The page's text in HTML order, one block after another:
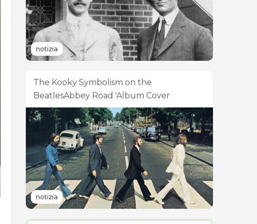
notizia
The Kooky Symbolism on the
BeatlesAbbey Road 'Album Cover
notizia